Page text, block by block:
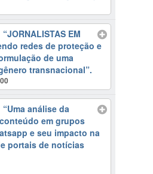
EM
redes de proteção e
de uma
transnacional”.
análise da
em grupos
e seu impacto na
portais de notícias